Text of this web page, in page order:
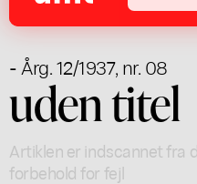
- Årg. 12/1937, nr. 08
uden titel
Artiklen er indscannet fra
forbehold for fejl